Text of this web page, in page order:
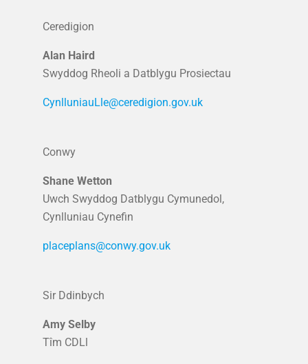
Ceredigion
Alan Haird
Swyddog Rheoli a Datblygu Prosiectau
CynlluniauLle@ceredigion.gov.uk
Conwy
Shane Wetton
Uwch Swyddog Datblygu Cymunedol,
Cynlluniau Cynefin
placeplans@conwy.gov.uk
Sir Ddinbych
Amy Selby
Tîm CDLl